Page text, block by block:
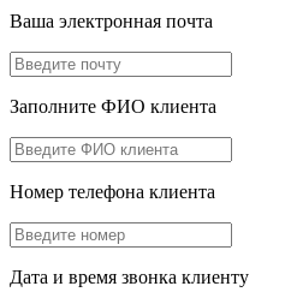
Ваша электронная почта
Заполните ФИО клиента
Номер телефона клиента
Дата и время звонка клиенту